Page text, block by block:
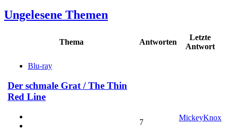
Ungelesene Themen
Thema Antworten
Letzte
Antwort
Blu-ray
Der schmale Grat / The Thin
Red Line
7
MickeyKnox